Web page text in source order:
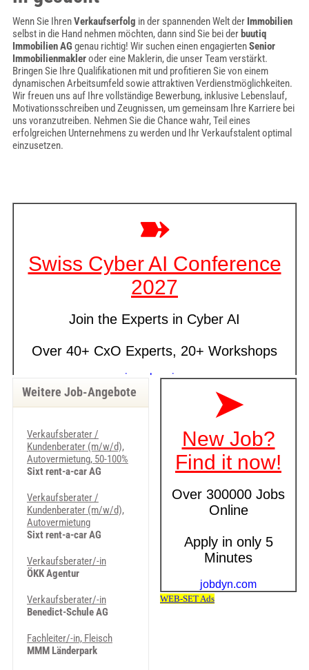
Wenn Sie IhrenVerkaufserfolg in der spannenden Welt der Immobilien
selbst in die Hand nehmen möchten, dann sind Sie bei der buutiq
Immobilien AG genau richtig! Wir suchen einen engagiertenSenior
Immobilienmakleroder eine Maklerin, die unser Team verstärkt.
Bringen Sie Ihre Qualifikationen mit und profitieren Sie von einem
dynamischen Arbeitsumfeld sowie attraktiven Verdienstmöglichkeiten.
Wir freuen uns auf Ihre vollständige Bewerbung, inklusive Lebenslauf,
Motivationsschreiben und Zeugnissen, um gemeinsam Ihre Karriere bei
uns voranzutreiben. Nehmen Sie die Chance wahr, Teil eines
erfolgreichen Unternehmens zu werden und Ihr Verkaufstalent optimal
einzusetzen.
Weitere Job-Angebote
Verkaufsberater /
Kundenberater (m/w/d),
Autovermietung, 50-100%
Sixt rent-a-car AG
Verkaufsberater /
Kundenberater (m/w/d),
Autovermietung
Sixt rent-a-car AG
Verkaufsberater/-in
ÖKK Agentur
Verkaufsberater/-in
Benedict-Schule AG
Fachleiter/-in, Fleisch
MMM Länderpark